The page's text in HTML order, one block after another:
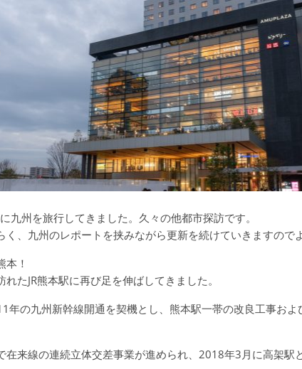
九州を旅行してきました。久々の他都市探訪です。
く、九州のレポートを挟みながら更新を続けていきますので
本！
たJR熊本駅に再び足を伸ばしてきました。
年の九州新幹線開通を契機とし、熊本駅一帯の改良工事お
在来線の連続立体交差事業が進められ、2018年3月に高架駅